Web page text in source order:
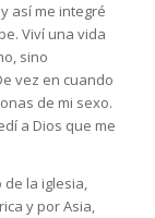
así me integré
Viví una vida
sino
vez en cuando
de mi sexo.
a Dios que me
la iglesia,
y por Asia,